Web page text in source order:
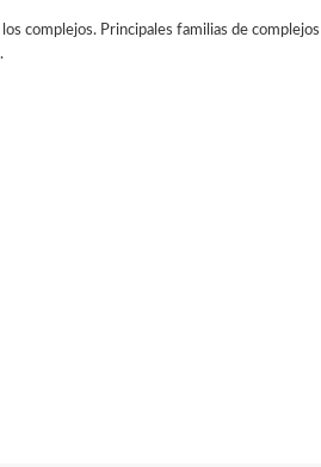
complejos. Principales familias de